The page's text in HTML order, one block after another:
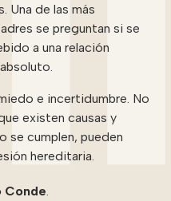
Una de las más
se preguntan si se
a una relación
e incertidumbre. No
existen causas y
se cumplen, pueden
hereditaria.
Conde